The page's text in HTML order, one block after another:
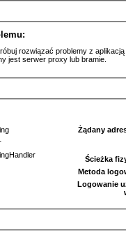
rozwiązać problemy z
jest serwer proxy lub bramie.
Żądany
Ścieżka
Metoda
Logowanie